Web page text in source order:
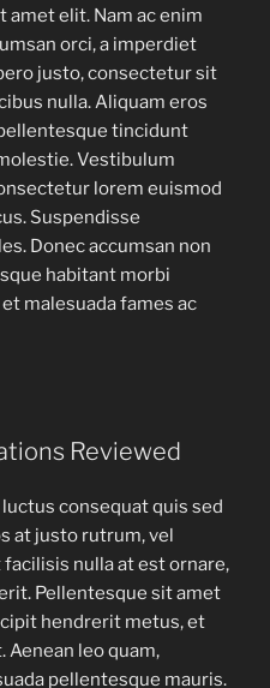
elit. Nam ac enim
orci, a imperdiet
justo, consectetur sit
nulla. Aliquam eros
tincidunt
Vestibulum
lorem euismod
Suspendisse
Donec accumsan non
habitant morbi
malesuada fames ac
Reviewed
consequat quis sed
at justo rutrum, vel
nulla at est ornare,
Pellentesque sit amet
hendrerit metus, et
leo quam,
pellentesque mauris.